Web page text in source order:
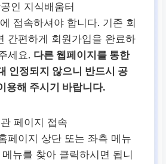
인 지식배움터
접속하셔야 합니다. 기존 회
간편하게 회원가입을 완료하
세요. 다른 웹페이지를 통한
인정되지 않으니 반드시 공
용해 주시기 바랍니다.
페이지 접속
페이지 상단 또는 좌측 메뉴
메뉴를 찾아 클릭하시면 됩니